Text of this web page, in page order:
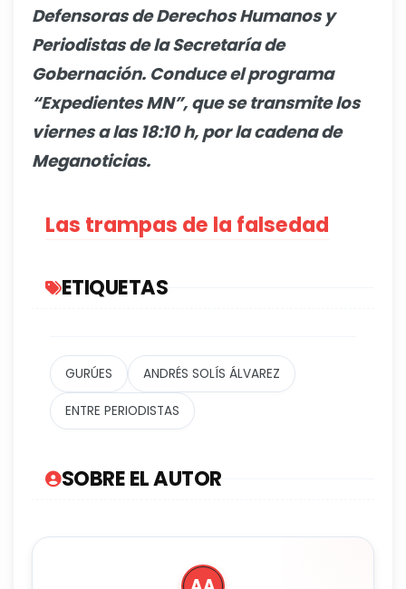
Defensoras de Derechos Humanos y
Periodistas de la Secretaría de
Gobernación. Conduce el programa
“Expedientes MN”, que se transmite los
viernes a las 18:10 h, por la cadena de
Meganoticias.
Las trampas de la falsedad
ETIQUETAS
GURÚES ANDRÉS SOLÍS ÁLVAREZ
ENTRE PERIODISTAS
SOBRE EL AUTOR